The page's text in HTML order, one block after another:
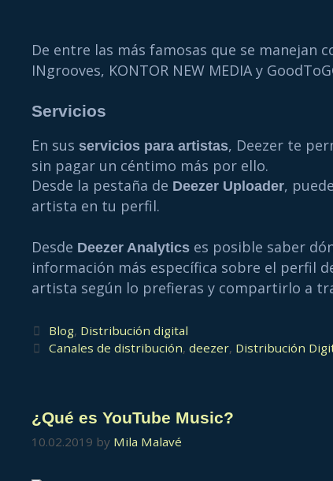
De entre las más famosas que se manejan
INgrooves, KONTOR NEW MEDIA y
Servicios
En sus servicios para artistas, Deezer te
sin pagar un céntimo más por ello.
Desde la pestaña de Deezer Uploader,
artista en tu perfil.
Desde Deezer Analytics es posible saber
información más específica sobre el perfil
artista según lo prefieras y compartirlo a
Blog, Distribución digital
Canales de distribución,deezer, Distribución
¿Qué es YouTube Music?
10.02.2019 by Mila Malavé